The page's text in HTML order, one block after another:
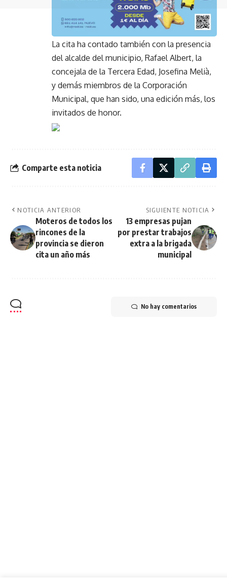
La cita ha contado también con la presencia
del alcalde del municipio, Rafael Albert, la
concejala de la Tercera Edad, Josefina Melià,
y demás miembros de la Corporación
Municipal, que han sido, una edición más, los
invitados de honor.
Comparte esta noticia
NOTICIA ANTERIOR
Moteros de todos los
rincones de la
provincia se dieron
cita un año más
SIGUIENTE NOTICIA
13 empresas pujan
por prestar trabajos
extra a la brigada
municipal
No hay comentarios